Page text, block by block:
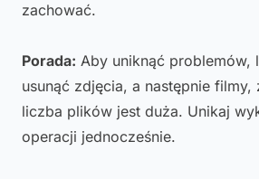
zachować.
Porada: Aby uniknąć problemów,
usunąć zdjęcia, a następnie filmy,
liczba plików jest duża. Unikaj
operacji jednocześnie.